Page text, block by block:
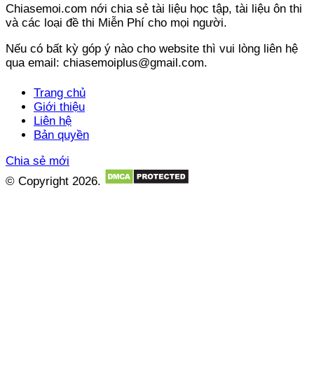
Chiasemoi.com nới chia sẻ tài liệu học tập, tài liệu ôn thi
và các loại đề thi Miễn Phí cho mọi người.
Nếu có bất kỳ góp ý nào cho website thì vui lòng liên hệ
qua email: chiasemoiplus@gmail.com.
Trang chủ
Giới thiệu
Liên hệ
Bản quyền
Chia sẻ mới
© Copyright 2026.